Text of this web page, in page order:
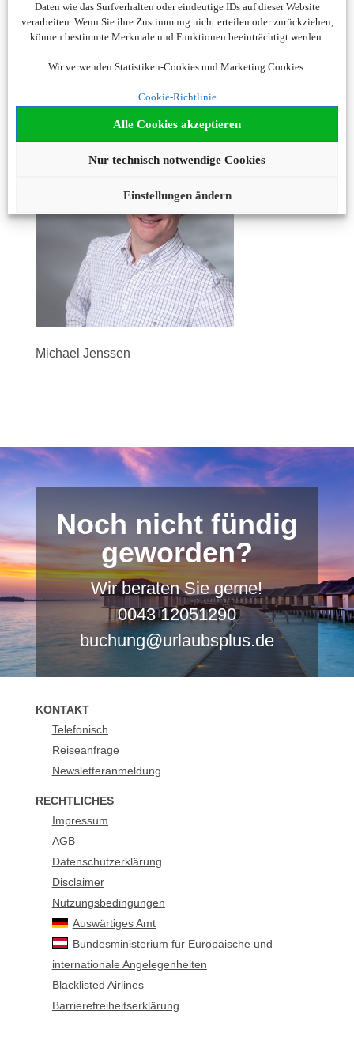
Daten wie das Surfverhalten oder eindeutige IDs auf dieser Website
verarbeiten. Wenn Sie ihre Zustimmung nicht erteilen oder zurückziehen,
können bestimmte Merkmale und Funktionen beeinträchtigt werden.
Wir verwenden Statistiken-Cookies und Marketing Cookies.
Cookie-Richtlinie
Alle Cookies akzeptieren
Nur technisch notwendige Cookies
Einstellungen ändern
und wünsche Ihnen allseits schöne und
erholsame Urlaubstage und erlebnisreiche Reisen
in alle Welt!
Herzlichst Ihr
Michael Jenssen
Noch nicht fündig
geworden?
Wir beraten Sie gerne!
0043 12051290
buchung@urlaubsplus.de
KONTAKT
Telefonisch
Reiseanfrage
Newsletteranmeldung
RECHTLICHES
Impressum
AGB
Datenschutzerklärung
Disclaimer
Nutzungsbedingungen
Auswärtiges Amt
Bundesministerium für Europäische und
internationale Angelegenheiten
Blacklisted Airlines
Barrierefreiheitserklärung